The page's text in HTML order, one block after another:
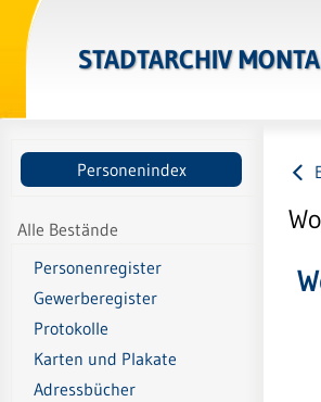
STADTARCHIV
Personenindex
Alle Bestände
Personenregister
Gewerberegister
Protokolle
Karten und Plakate
Adressbücher